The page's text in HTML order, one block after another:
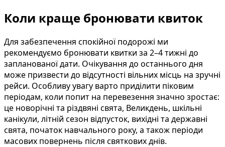
Коли краще бронювати квиток
Для забезпечення спокійної подорожі ми
рекомендуємо бронювати квитки за 2–4 тижні до
запланованої дати. Очікування до останнього дня
може призвести до відсутності вільних місць на зручні
рейси. Особливу увагу варто приділити піковим
періодам, коли попит на перевезення значно зростає:
це новорічні та різдвяні свята, Великдень, шкільні
канікули, літній сезон відпусток, вихідні та державні
свята, початок навчального року, а також періоди
масових повернень після святкових днів.